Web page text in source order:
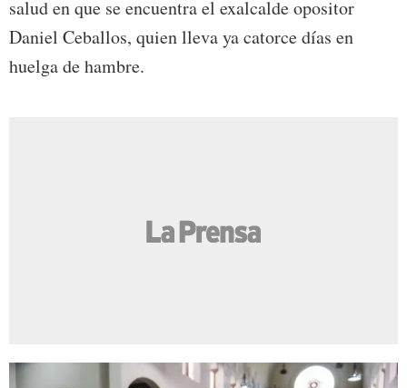
salud en que se encuentra el exalcalde opositor
Daniel Ceballos, quien lleva ya catorce días en
huelga de hambre.